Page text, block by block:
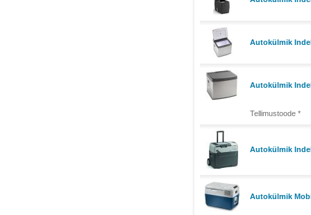
Autokülmik
Autokülmik
Tellimustoode *
Autokülmik
Autokülmik